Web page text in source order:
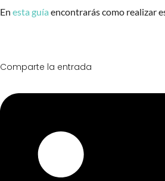
En esta guía encontrarás como realizar
Comparte la entrada